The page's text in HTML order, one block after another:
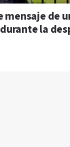
mensaje de
la